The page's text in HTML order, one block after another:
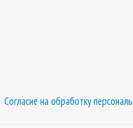
Согласие на обработку